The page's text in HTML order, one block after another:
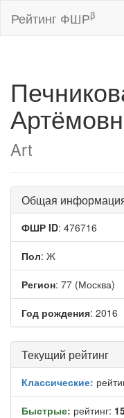
Рейтинг ФШРβ
Art
Общая
ФШР ID: 476716
Пол: Ж
Регион: 77 (Москва)
Год рождения: 2016
Текущий рейтинг
Классические:
Быстрые: рейтинг: